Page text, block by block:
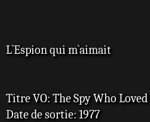
L`Espion qui m`aimait
Titre VO: The Spy Who
Date de sortie: 1977